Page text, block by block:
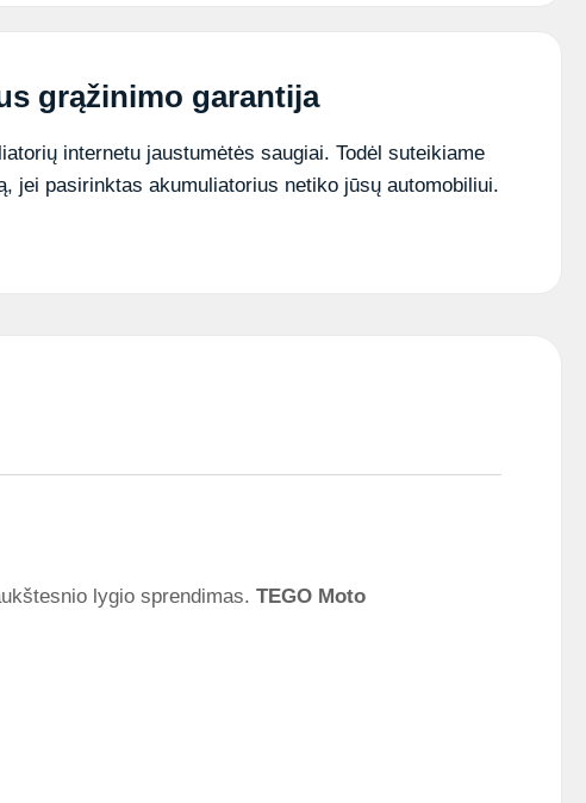
grąžinimo garantija
internetu jaustumėtės saugiai. Todėl suteikiame
jei pasirinktas akumuliatorius netiko jūsų automobiliui.
lygio sprendimas. TEGO Moto